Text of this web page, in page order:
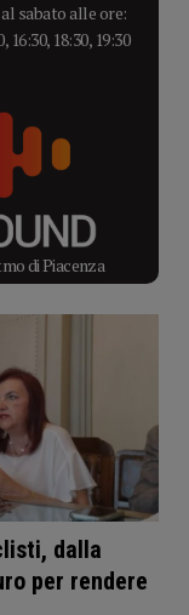
sabato alle ore:
16:30, 18:30, 19:30
di Piacenza
dalla
per rendere